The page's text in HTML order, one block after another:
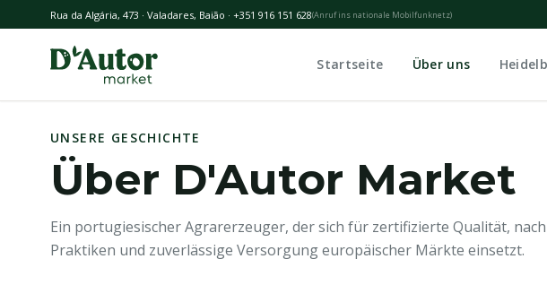
Skip to main content
Rua da Algária, 473 · Valadares, Baião · +351 916 151 628(Anruf ins nationale Mobilfunknetz)
Startseite Über uns
UNSERE GESCHICHTE
Über D'Autor Market
Ein portugiesischer Agrarerzeuger, der sich für zertifizierte Qualität,
Praktiken und zuverlässige Versorgung europäischer Märkte einsetzt.